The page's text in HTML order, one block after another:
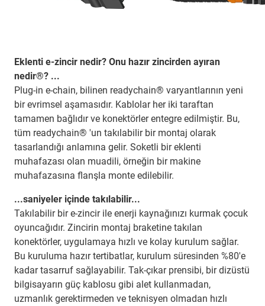
Eklenti e-zincir nedir? Onu hazır zincirden ayıran
nedir®? ...
Plug-in e-chain, bilinen readychain® varyantlarının yeni
bir evrimsel aşamasıdır. Kablolar her iki taraftan
tamamen bağlıdır ve konektörler entegre edilmiştir. Bu,
tüm readychain® 'un takılabilir bir montaj olarak
tasarlandığı anlamına gelir. Soketli bir eklenti
muhafazası olan muadili, örneğin bir makine
muhafazasına flanşla monte edilebilir.
...saniyeler içinde takılabilir...
Takılabilir bir e-zincir ile enerji kaynağınızı kurmak çocuk
oyuncağıdır. Zincirin montaj braketine takılan
konektörler, uygulamaya hızlı ve kolay kurulum sağlar.
Bu kuruluma hazır tertibatlar, kurulum süresinden %80'e
kadar tasarruf sağlayabilir. Tak-çıkar prensibi, bir dizüstü
bilgisayarın güç kablosu gibi alet kullanmadan,
uzmanlık gerektirmeden ve teknisyen olmadan hızlı